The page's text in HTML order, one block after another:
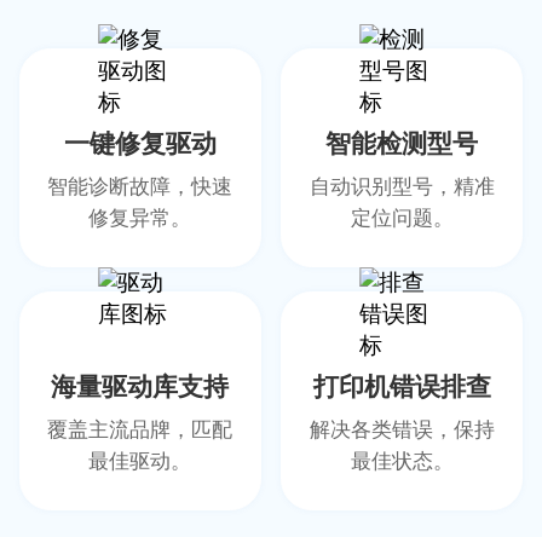
一键修复驱动
智能诊断故障，快速
修复异常。
智能检测型号
自动识别型号，精准
定位问题。
海量驱动库支持
覆盖主流品牌，匹配
最佳驱动。
打印机错误排查
解决各类错误，保持
最佳状态。